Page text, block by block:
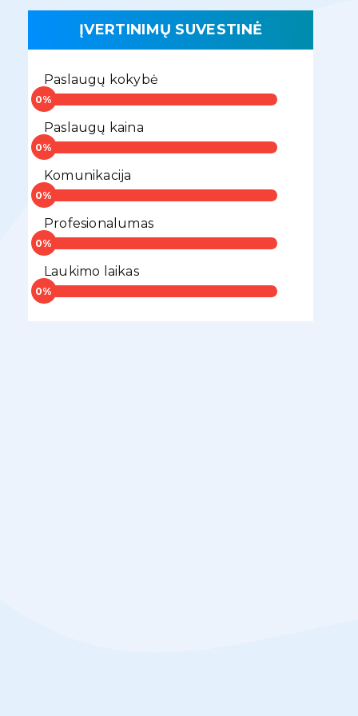
ĮVERTINIMŲ SUVESTINĖ
Paslaugų kokybė
Paslaugų kaina
Komunikacija
Profesionalumas
Laukimo laikas